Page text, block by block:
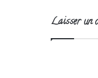
Laisser un